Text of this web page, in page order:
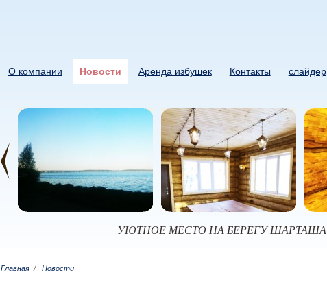
О компании Новости Аренда избушек Контакты слайдер
УЮТНОЕ МЕСТО НА БЕРЕГУ ШАРТАША
Главная / Новости